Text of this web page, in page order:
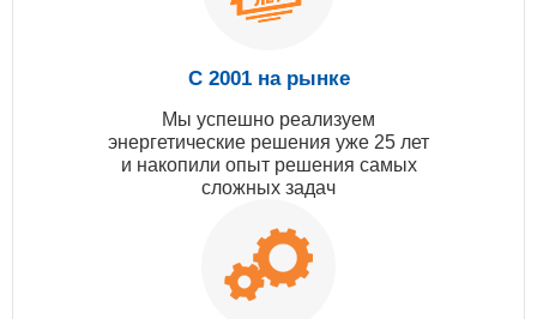
С 2001 на рынке
Мы успешно реализуем
энергетические решения уже 25 лет
и накопили опыт решения самых
сложных задач